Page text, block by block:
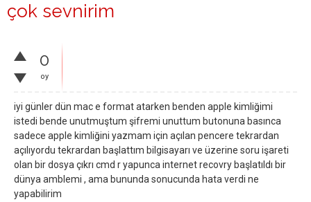
çok sevnirim
0
oy
iyi günler dün mac e format atarken benden apple kimliğimi
istedi bende unutmuştum şifremi unuttum butonuna basınca
sadece apple kimliğini yazmam için açılan pencere tekrardan
açılıyordu tekrardan başlattım bilgisayarı ve üzerine soru işareti
olan bir dosya çıkrı cmd r yapunca internet recovry başlatıldı bir
dünya amblemi , ama bununda sonucunda hata verdi ne
yapabilirim